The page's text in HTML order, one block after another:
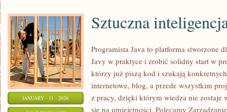
JANUARY - 11 - 2026
Sztuczna
Programista Java to platforma stworzone
Javy w praktyce i zrobić solidny start w
którzy już piszą kod i szukają
internetowe, blog, a przede wszystkim
z pracy, dzięki którym wiedza nie zostaje
się na umiejętności. Polecamy